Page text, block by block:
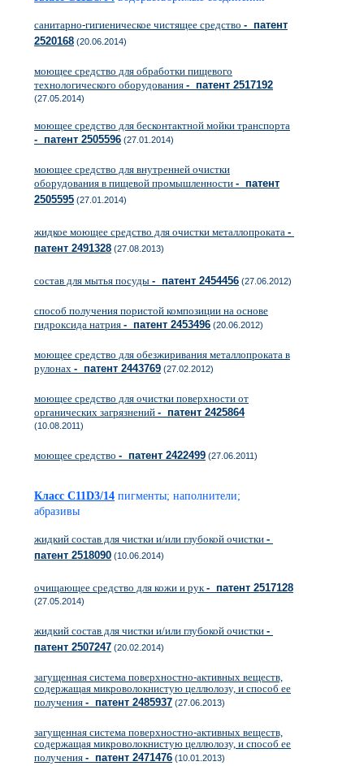
санитарно-гигиеническое чистящее средство - патент
2520168 (20.06.2014)
моющее средство для обработки пищевого
технологического оборудования - патент 2517192
(27.05.2014)
моющее средство для бесконтактной мойки транспорта
- патент 2505596 (27.01.2014)
моющее средство для внутренней очистки
оборудования в пищевой промышленности - патент
2505595 (27.01.2014)
жидкое моющее средство для очистки металлопроката -
патент 2491328 (27.08.2013)
состав для мытья посуды - патент 2454456 (27.06.2012)
способ получения пористой композиции на основе
гидроксида натрия - патент 2453496 (20.06.2012)
моющее средство для обезжиривания металлопроката в
рулонах - патент 2443769 (27.02.2012)
моющее средство для очистки поверхности от
органических загрязнений - патент 2425864
(10.08.2011)
моющее средство - патент 2422499 (27.06.2011)
Класс C11D3/14 пигменты; наполнители;
абразивы
жидкий состав для чистки и/или глубокой очистки -
патент 2518090 (10.06.2014)
очищающее средство для кожи и рук- патент 2517128
(27.05.2014)
жидкий состав для чистки и/или глубокой очистки -
патент 2507247 (20.02.2014)
загущенная система поверхностно-активных веществ,
содержащая микроволокнистую целлюлозу, и способ ее
получения - патент 2485937 (27.06.2013)
загущенная система поверхностно-активных веществ,
содержащая микроволокнистую целлюлозу, и способ ее
получения - патент 2471476 (10.01.2013)